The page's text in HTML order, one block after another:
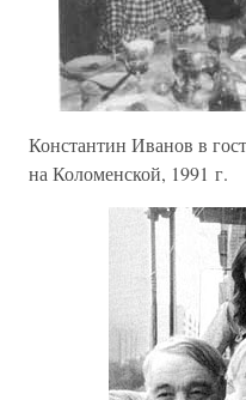
Константин Иванов в
на Коломенской, 1991 г.